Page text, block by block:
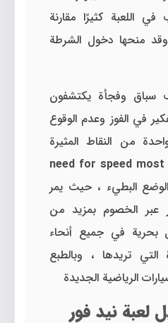
اللعبة كثيرًا مقارنة
وقد منحها دخول الشرطة
وفجأة يكتشفون
في الفوز وعدم الوقوع
من النقاط المثيرة
need for speed most
البطيء ، حيث يمر
عبر الخصوم بمزيد من
بحرية في جميع أنحاء
التي تريدها ، وبالطبع
الرياضية الجديدة
لعبة نيد فور